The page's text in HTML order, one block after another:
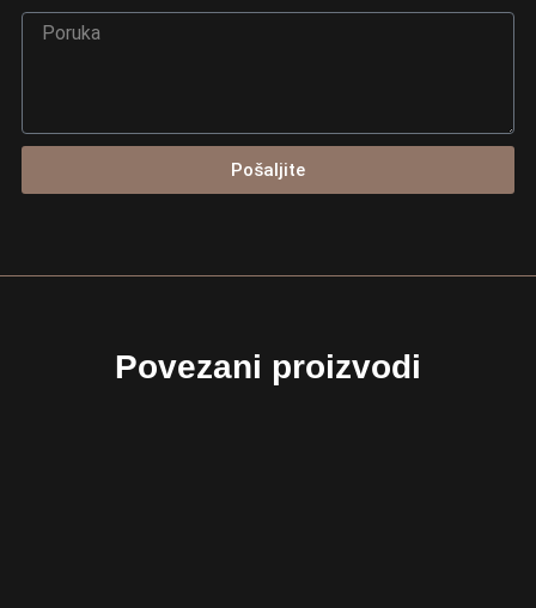
Pošaljite
Povezani proizvodi
You are just one step away from the perfect design,